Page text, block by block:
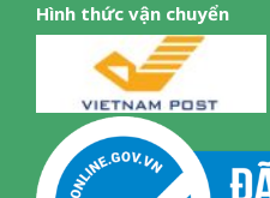
Hình thức vận chuyển